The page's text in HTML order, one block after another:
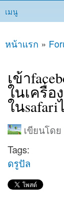
Main menu
เมนู
คุณอยู่ที่นี่
หน้าแรก »
เข้า
ในเครื่อ
ในsafari
เขียนโดย
Tags:
ดรูปัล